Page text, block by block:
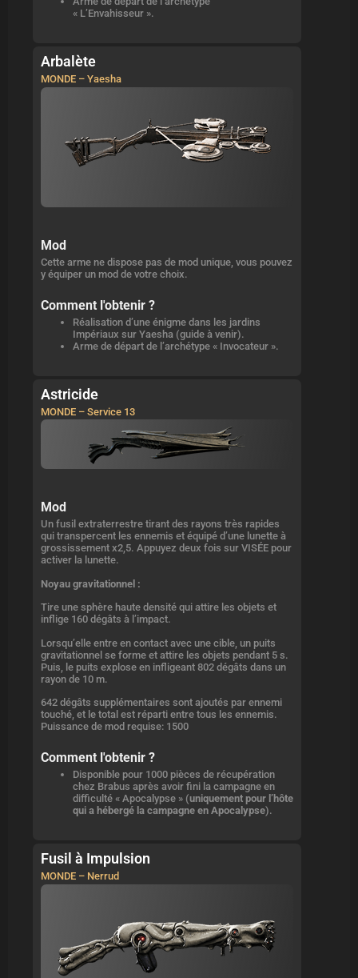
« L’Envahisseur ».
Arbalète
MONDE – Yaesha
Mod
Cette arme ne dispose pas de mod unique, vous pouvez
y équiper un mod de votre choix.
Comment l'obtenir ?
Réalisation d’une énigme dans les jardins
Impériaux sur Yaesha (guide à venir).
Arme de départ de l’archétype « Invocateur ».
Astricide
MONDE – Service 13
Mod
Un fusil extraterrestre tirant des rayons très rapides
qui transpercent les ennemis et équipé d’une lunette à
grossissement x2,5. Appuyez deux fois sur VISÉE pour
activer la lunette.
Noyau gravitationnel :
Tire une sphère haute densité qui attire les objets et
inflige 160 dégâts à l’impact.
Lorsqu’elle entre en contact avec une cible, un puits
gravitationnel se forme et attire les objets pendant 5 s.
Puis, le puits explose en infligeant 802 dégâts dans un
rayon de 10 m.
642 dégâts supplémentaires sont ajoutés par ennemi
touché, et le total est réparti entre tous les ennemis.
Puissance de mod requise: 1500
Comment l'obtenir ?
Disponible pour 1000 pièces de récupération
chez Brabus après avoir fini la campagne en
difficulté « Apocalypse » (uniquement pour l’hôte
qui a hébergé la campagne en Apocalypse).
Fusil à Impulsion
MONDE – Nerrud